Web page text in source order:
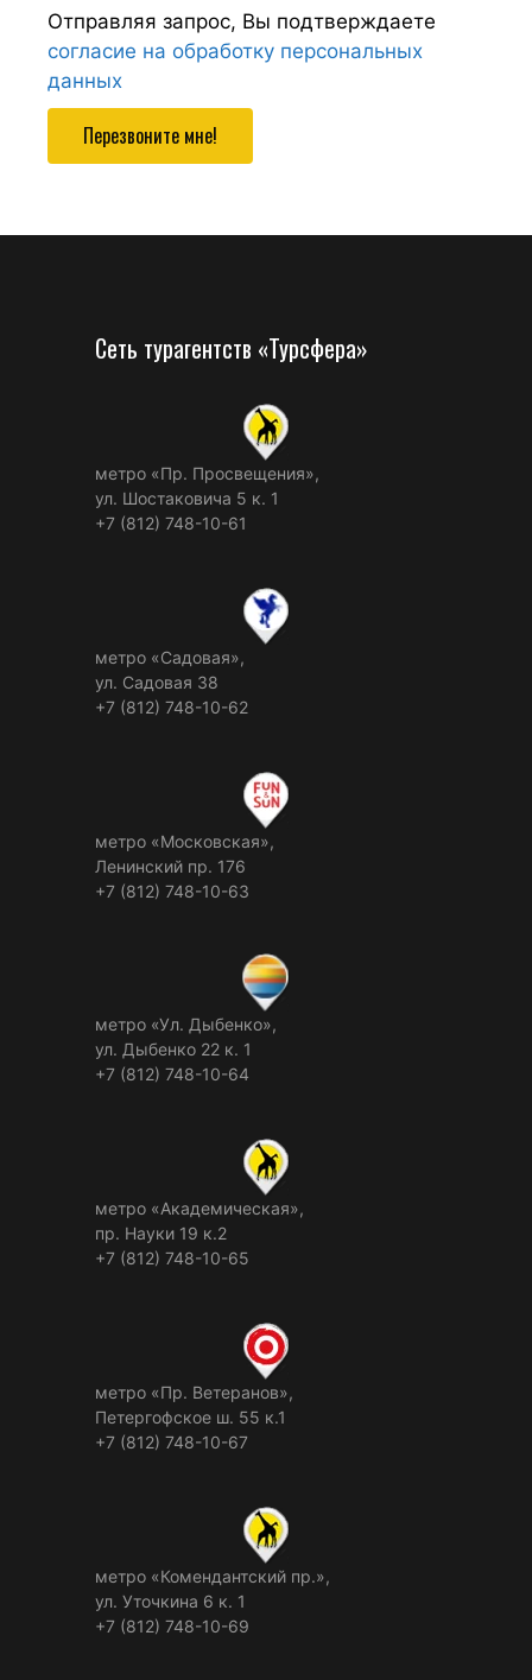
Отправляя запрос, Вы подтверждаете
согласие на обработку персональных
данных
Перезвоните мне!
Сеть турагентств «Турсфера»
метро «Пр. Просвещения»,
ул. Шостаковича 5 к. 1
+7 (812) 748-10-61
метро «Садовая»,
ул. Садовая 38
+7 (812) 748-10-62
метро «Московская»,
Ленинский пр. 176
+7 (812) 748-10-63
метро «Ул. Дыбенко»,
ул. Дыбенко 22 к. 1
+7 (812) 748-10-64
метро «Академическая»,
пр. Науки 19 к.2
+7 (812) 748-10-65
метро «Пр. Ветеранов»,
Петергофское ш. 55 к.1
+7 (812) 748-10-67
метро «Комендантский пр.»,
ул. Уточкина 6 к. 1
+7 (812) 748-10-69